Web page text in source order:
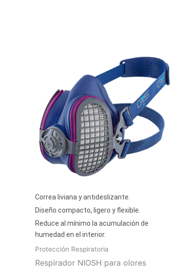
Correa liviana y antideslizante.
Diseño compacto, ligero y flexible.
Reduce al mínimo la acumulación de
humedad en el interior.
Protección Respiratoria
Respirador NIOSH para olores